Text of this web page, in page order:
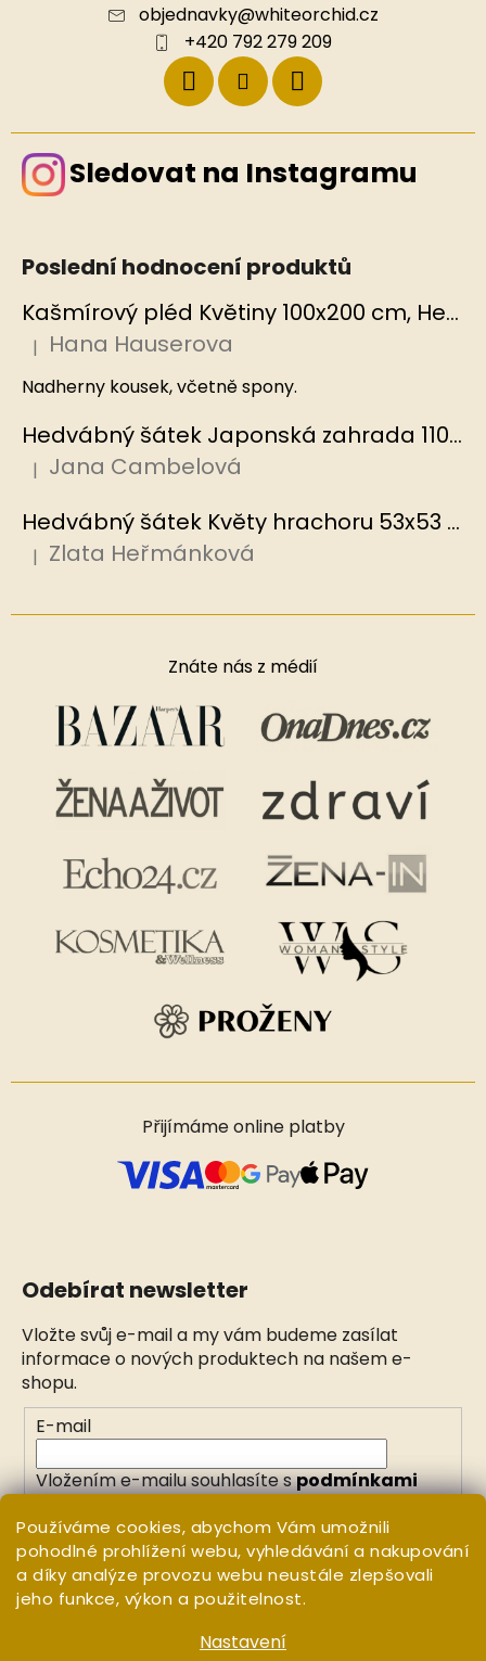
Používáme cookies, abychom Vám umožnili
pohodlné prohlížení webu, vyhledávání a nakupování
a díky analýze provozu webu neustále zlepšovali
jeho funkce, výkon a použitelnost.
Nastavení
objednavky@whiteorchid.cz
+420 792 279 209
Sledovat na Instagramu
Poslední hodnocení produktů
Kašmírový pléd Květiny 100x200 cm, Hedvábný svět
Hodnocení produktu je 5 z 5 hvězdiček.
| Hana Hauserova
Nadherny kousek, včetně spony.
Hedvábný šátek Japonská zahrada 110x110 cm v dárkovém balení, HEDVÁBNÝ SVĚT
Hodnocení produktu je 5 z 5 hvězdiček.
| Jana Cambelová
Hedvábný šátek Květy hrachoru 53x53 cm v dárkovém balení, HEDVÁBNÝ SVĚT
Hodnocení produktu je 5 z 5 hvězdiček.
| Zlata Heřmánková
Znáte nás z médií
Přijímáme online platby
Odebírat newsletter
Vložte svůj e-mail a my vám budeme zasílat
informace o nových produktech na našem e-
shopu.
E-mail
Vložením e-mailu souhlasíte spodmínkami
PŘIHLÁSIT SE